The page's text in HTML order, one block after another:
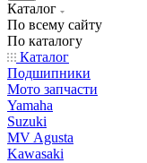
Каталог
По всему сайту
По каталогу
Каталог
Подшипники
Мото запчасти
Yamaha
Suzuki
MV Agusta
Kawasaki